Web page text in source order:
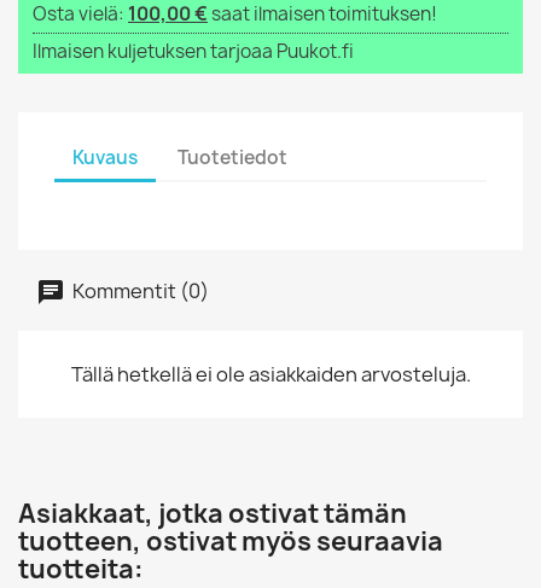
Osta vielä: 100,00 €saat ilmaisen toimituksen!
Ilmaisen kuljetuksen tarjoaa Puukot.fi
Kuvaus Tuotetiedot
Kommentit (0)
Tällä hetkellä ei ole asiakkaiden arvosteluja.
Asiakkaat, jotka ostivat tämän
tuotteen, ostivat myös seuraavia
tuotteita: